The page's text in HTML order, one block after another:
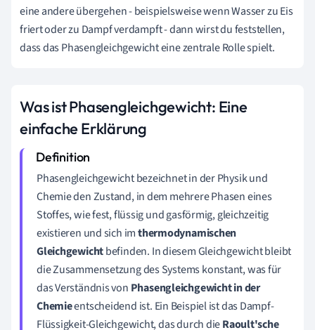
eine andere übergehen - beispielsweise wenn Wasser zu Eis
friert oder zu Dampf verdampft - dann wirst du feststellen,
dass das Phasengleichgewicht eine zentrale Rolle spielt.
Was ist Phasengleichgewicht: Eine
einfache Erklärung
Phasengleichgewicht bezeichnet in der Physik und
Chemie den Zustand, in dem mehrere Phasen eines
Stoffes, wie fest, flüssig und gasförmig, gleichzeitig
existieren und sich imthermodynamischen
Gleichgewichtbefinden. In diesem Gleichgewicht bleibt
die Zusammensetzung des Systems konstant, was für
das Verständnis von Phasengleichgewicht in der
Chemieentscheidend ist. Ein Beispiel ist das Dampf-
Flüssigkeit-Gleichgewicht, das durch dieRaoult'sche